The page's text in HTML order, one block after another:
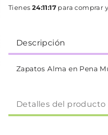
Tienes 24:11:17 para comprar
Descripción
Zapatos Alma en Pena
Detalles del producto